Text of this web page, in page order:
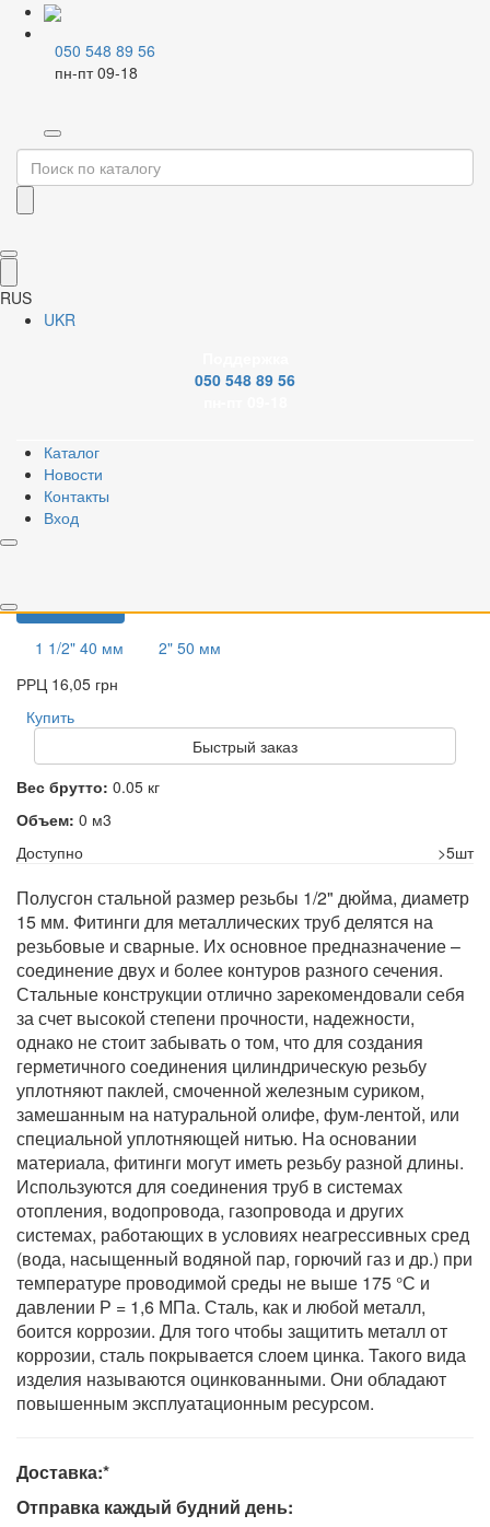
050 548 89 56
пн-пт 09-18
RUS
UKR
050 548 89 56
Каталог
Новости
Контакты
Вход
Главная Резьбовые фитинги
Открыть изображение
PDF document
Полусгон стальной 1/2" 15 мм 1/200
Торг. марка
1 1/2" 40 мм
2" 50 мм
РРЦ 16,05 грн
Купить
Быстрый заказ
Вес брутто: 0.05 кг
Объем: 0 м3
Доступно
>5шт
Полусгон стальной размер резьбы 1/2" дюйма, диаметр
15 мм. Фитинги для металлических труб делятся на
резьбовые и сварные. Их основное предназначение –
соединение двух и более контуров разного сечения.
Стальные конструкции отлично зарекомендовали себя
за счет высокой степени прочности, надежности,
однако не стоит забывать о том, что для создания
герметичного соединения цилиндрическую резьбу
уплотняют паклей, смоченной железным суриком,
замешанным на натуральной олифе, фум-лентой, или
специальной уплотняющей нитью. На основании
материала, фитинги могут иметь резьбу разной длины.
Используются для соединения труб в системах
отопления, водопровода, газопровода и других
системах, работающих в условиях неагрессивных сред
(вода, насыщенный водяной пар, горючий газ и др.) при
температуре проводимой среды не выше 175 °С и
давлении Р = 1,6 МПа. Сталь, как и любой металл,
боится коррозии. Для того чтобы защитить металл от
коррозии, сталь покрывается слоем цинка. Такого вида
изделия называются оцинкованными. Они обладают
повышенным эксплуатационным ресурсом.
Доставка:*
Отправка каждый будний день: